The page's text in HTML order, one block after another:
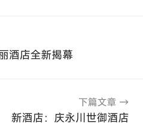
酒店全新揭幕
下篇文章
新酒店：庆永川世御酒店